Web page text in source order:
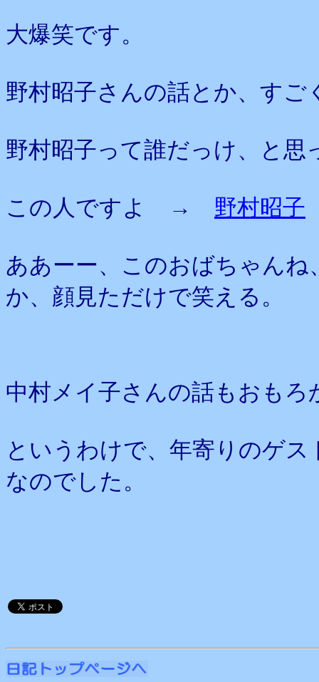
大爆笑です。
野村昭子さんの話とか、すご
野村昭子って誰だっけ、と思
この人ですよ → 野村昭子
ああーー、このおばちゃん
か、顔見ただけで笑える。
中村メイ子さんの話もおもろ
というわけで、年寄りのゲ
なのでした。